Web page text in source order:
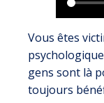
Vous êtes
gens sont là
toujours